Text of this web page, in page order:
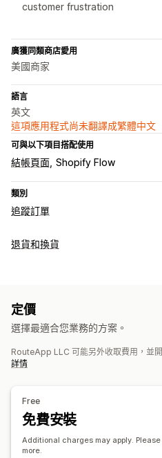
customer frustration
廣獲同類商店愛用
美國商家
語言
英文
這項應用程式尚未翻譯成繁體中文
可與以下項目搭配使用
結帳頁面 Shopify Flow
類別
追蹤訂單
追蹤
通知
電子郵件 即時通知 簡訊
退貨和換貨
商店抵用金
自動核准 退貨入口網站 自訂政策
定價
選擇最適合您業務的方案。
RouteApp LLC 可能另外收取費用，並
詳情
Free
免費安裝
Additional charges may apply.
more.